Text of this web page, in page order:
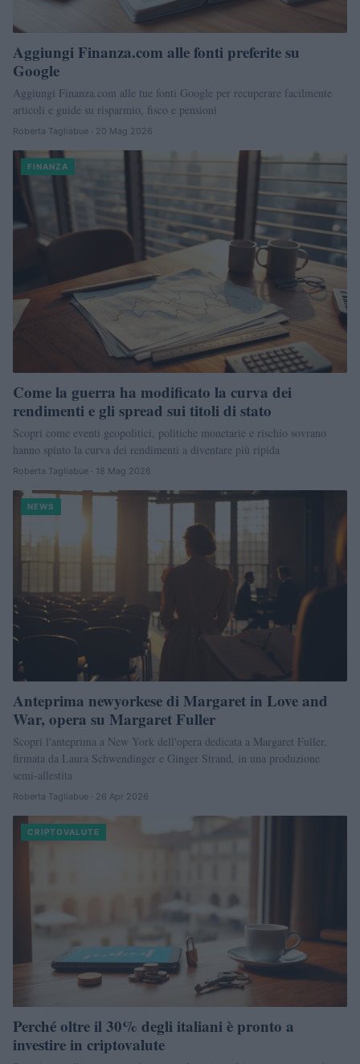
Aggiungi Finanza.com alle fonti preferite su
Google
Aggiungi Finanza.com alle tue fonti Google per recuperare facilmente
articoli e guide su risparmio, fisco e pensioni
Roberta Tagliabue · 20 Mag 2026
FINANZA
Come la guerra ha modificato la curva dei
rendimenti e gli spread sui titoli di stato
Scopri come eventi geopolitici, politiche monetarie e rischio sovrano
hanno spinto la curva dei rendimenti a diventare più ripida
Roberta Tagliabue · 18 Mag 2026
NEWS
Anteprima newyorkese di Margaret in Love and
War, opera su Margaret Fuller
Scopri l'anteprima a New York dell'opera dedicata a Margaret Fuller,
firmata da Laura Schwendinger e Ginger Strand, in una produzione
semi-allestita
Roberta Tagliabue · 26 Apr 2026
CRIPTOVALUTE
Perché oltre il 30% degli italiani è pronto a
investire in criptovalute